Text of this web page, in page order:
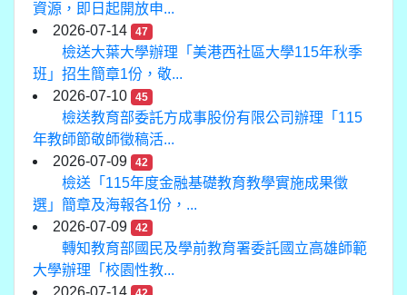
資源，即日起開放申...
2026-07-14
47
檢送大葉大學辦理「美港西社區大學115年秋季
班」招生簡章1份，敬...
2026-07-10
45
檢送教育部委託方成事股份有限公司辦理「115
年教師節敬師徵稿活...
2026-07-09
42
檢送「115年度金融基礎教育教學實施成果徵
選」簡章及海報各1份，...
2026-07-09
42
轉知教育部國民及學前教育署委託國立高雄師範
大學辦理「校園性教...
2026-07-14